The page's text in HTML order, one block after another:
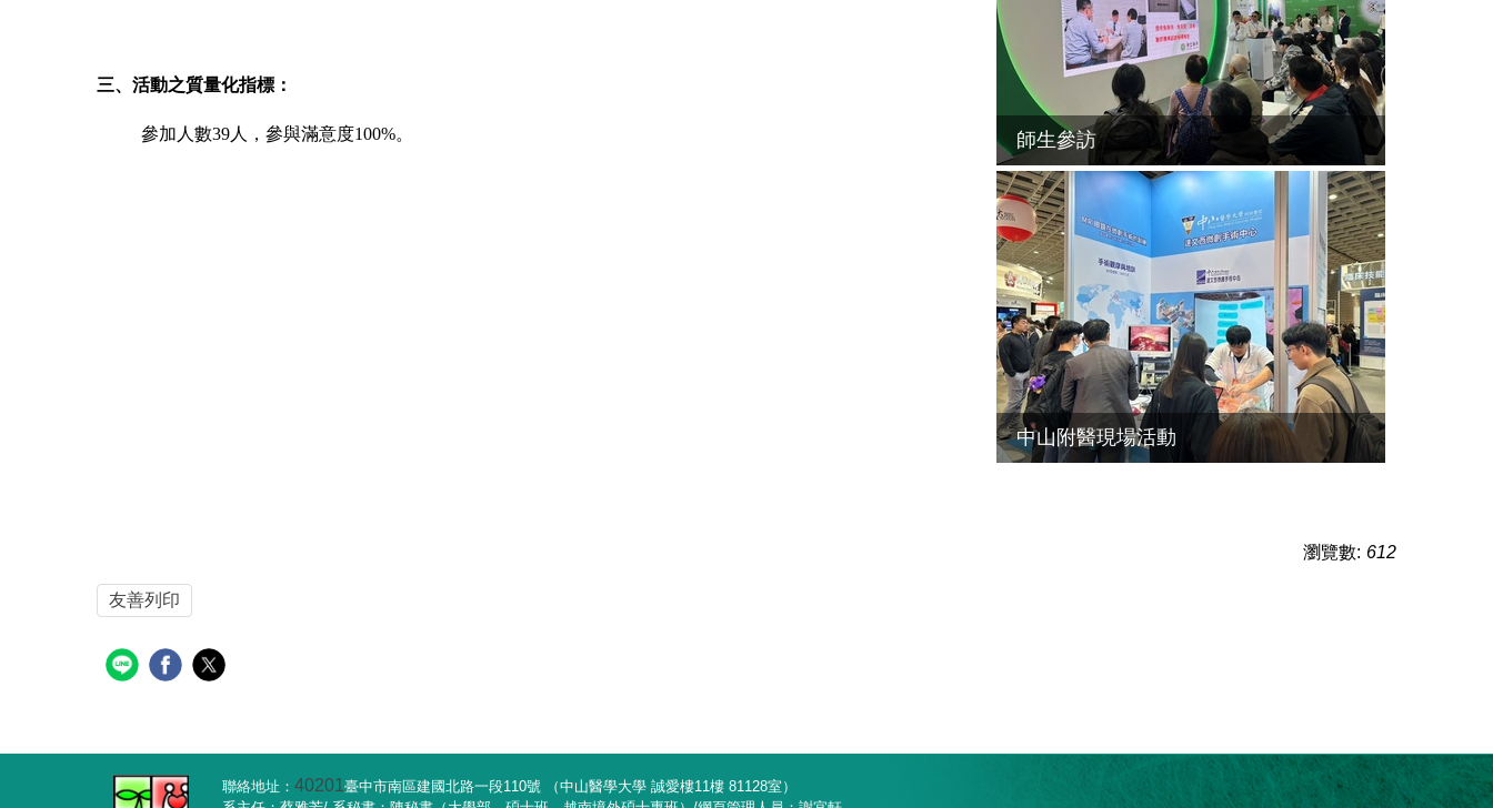
師生參訪
中山附醫現場活動
三、活動之質量化指標：
參加人數39人，參與滿意度100%。
瀏覽數: 612
友善列印
聯絡地址： 40201 臺中市南區建國北路一段110號 （中山醫學大學 誠愛樓11樓 81128室）